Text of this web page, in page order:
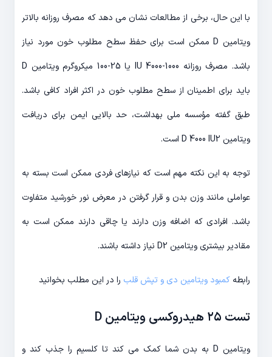
با این حال، برخی از مطالعات نشان می دهد که مصرف روزانه بالاتر
ویتامین D ممکن است برای حفظ سطح مطلوب خون مورد نیاز
باشد. مصرف روزانه 1000-4000 IU یا 25-100 میکروگرم ویتامین D
باید برای اطمینان از سطح مطلوب خون در اکثر افراد کافی باشد.
طبق گفته مؤسسه ملی بهداشت، حد بالایی ایمن برای دریافت
ویتامین D 4000 IU2 است.
توجه به این نکته مهم است که نیازهای فردی ممکن است بسته به
عواملی مانند وزن بدن و قرار گرفتن در معرض نور خورشید متفاوت
باشد. افرادی که اضافه وزن دارند یا چاقی دارند ممکن است به
مقادیر بیشتری ویتامین D2 نیاز داشته باشند.
رابطه کمبود ویتامین دی و تپش قلب را در این مطلب بخوانید
تست ۲۵ هیدروکسی ویتامین D
ویتامین D به بدن شما کمک می کند تا کلسیم را جذب کند و